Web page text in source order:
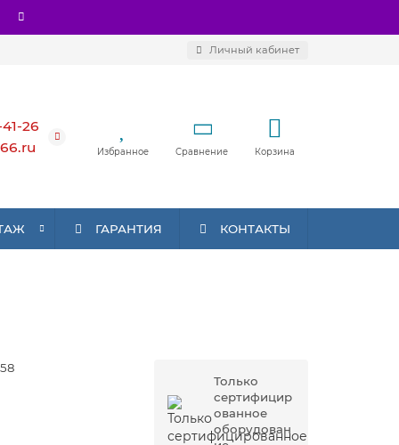
Личный кабинет
26
Избранное Сравнение Корзина
ГАРАНТИЯ КОНТАКТЫ
Только
сертифицир
ованное
оборудован